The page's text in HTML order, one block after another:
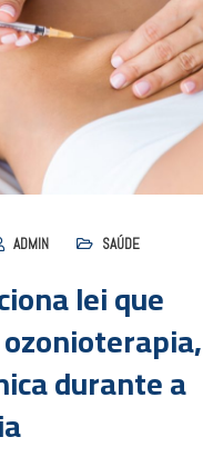
ADMIN SAÚDE
lei que
durante a